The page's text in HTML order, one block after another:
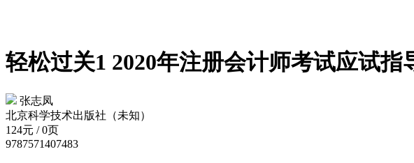
轻松过关1 2020年注册会计师考试应试
张志凤
北京科学技术出版社（未知）
124元 / 0页
9787571407483